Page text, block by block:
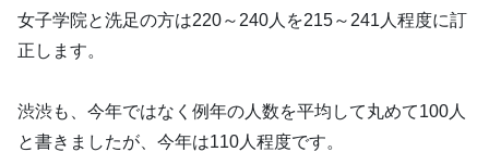
女子学院と洗足の方は220～240人を215～241人程度に訂
正します。
渋渋も、今年ではなく例年の人数を平均して丸めて100人
と書きましたが、今年は110人程度です。